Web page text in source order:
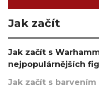
Jak začít
Jak začít s
nejpopulárnějších
Jak začít s